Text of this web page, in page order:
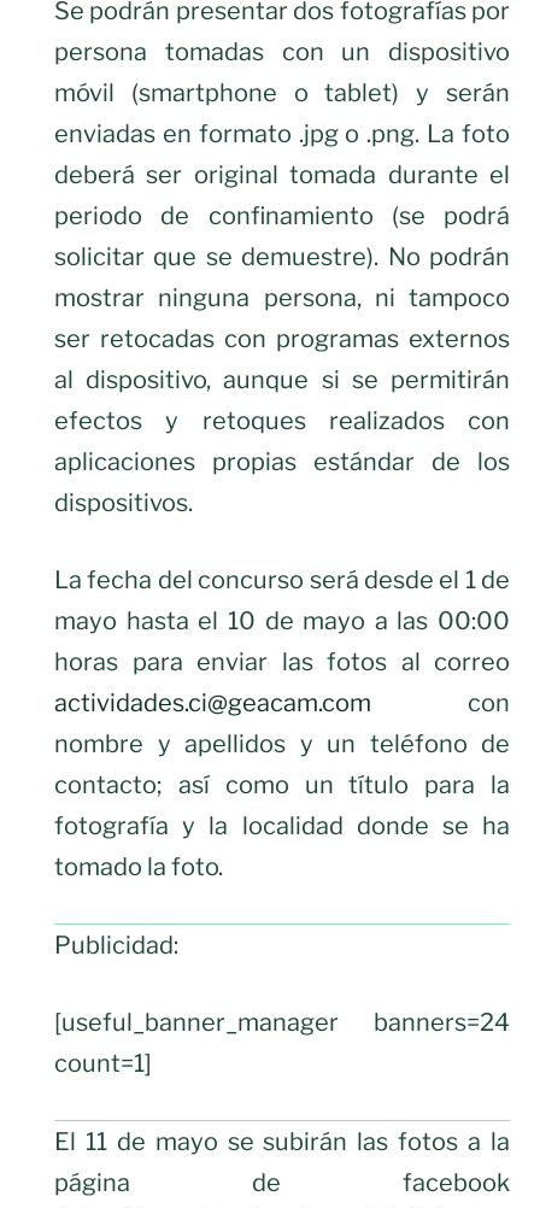
Se podrán presentar dos fotografías por
persona tomadas con un dispositivo
móvil (smartphone o tablet) y serán
enviadas en formato .jpg o .png. La foto
deberá ser original tomada durante el
periodo de confinamiento (se podrá
solicitar que se demuestre). No podrán
mostrar ninguna persona, ni tampoco
ser retocadas con programas externos
al dispositivo, aunque si se permitirán
efectos y retoques realizados con
aplicaciones propias estándar de los
dispositivos.
La fecha del concurso será desde el 1 de
mayo hasta el 10 de mayo a las 00:00
horas para enviar las fotos al correo
actividades.ci@geacam.com con
nombre y apellidos y un teléfono de
contacto; así como un título para la
fotografía y la localidad donde se ha
tomado la foto.
Publicidad:
[useful_banner_manager banners=24
count=1]
El 11 de mayo se subirán las fotos a la
página de facebook